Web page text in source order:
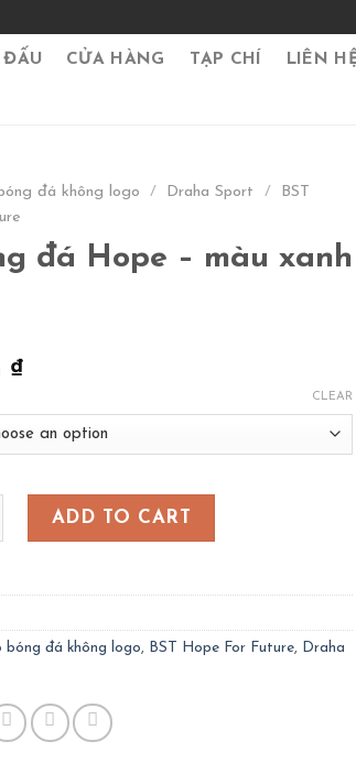
ĐẤU CỬA HÀNG TẠP CHÍ LIÊN
đá không logo / Draha Sport /
BST
đá Hope – màu xanh
₫
CLEAR
Hope - màu xanh dương quantity
ADD TO CART
bóng đá không logo, BST Hope For Future,
Draha